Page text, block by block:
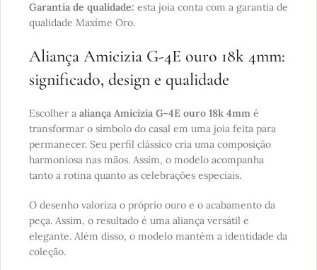
Garantia de qualidade: esta joia conta com a garantia de
qualidade Maxíme Oro.
Aliança Amicizia G-4E ouro 18k 4mm:
significado, design e qualidade
Escolher a aliança Amicizia G-4E ouro 18k 4mm é
transformar o símbolo do casal em uma joia feita para
permanecer. Seu perfil clássico cria uma composição
harmoniosa nas mãos. Assim, o modelo acompanha
tanto a rotina quanto as celebrações especiais.
O desenho valoriza o próprio ouro e o acabamento da
peça. Assim, o resultado é uma aliança versátil e
elegante. Além disso, o modelo mantém a identidade da
coleção.